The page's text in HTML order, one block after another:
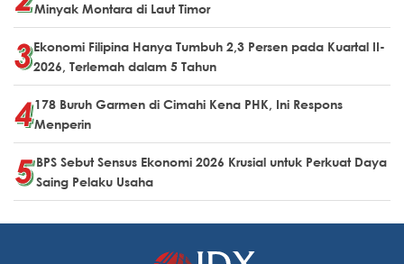
Minyak Montara di Laut Timor
Ekonomi Filipina Hanya Tumbuh 2,3 Persen pada Kuartal II-
2026, Terlemah dalam 5 Tahun
178 Buruh Garmen di Cimahi Kena PHK, Ini Respons
Menperin
BPS Sebut Sensus Ekonomi 2026 Krusial untuk Perkuat Daya
Saing Pelaku Usaha